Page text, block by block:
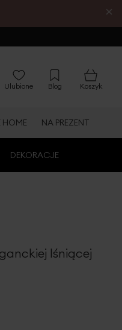
×
Ulubione Blog Koszyk
HOME NA PREZENT
DEKORACJE
lśniącej